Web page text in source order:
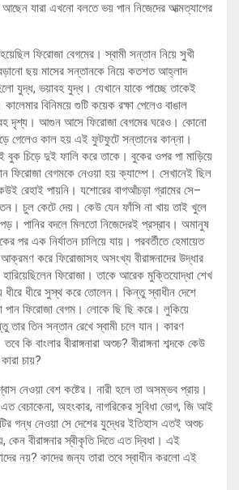
আছেন যারা এখনো বলতে ভয় পান নিজেদের আত্মত্যাগের
ফিরোজা বেগমের। স্বামী সন্তান নিয়ে সুখী
ছয় মাসের সন্তানকে নিয়ে কতশত আহ্লাদ
যুদ্ধ, ভয়াবহ যুদ্ধ। যেখানে যাকে পাচ্ছে তাকেই
বিনিময়ে গুটি কয়েক রক্ষা পেলেও বাঙাল
দৃশ্য। আগুন আসে ফিরোজা বেগমের ঘরেও। কোনো
গেলেও কাল হয় এই ফুটফুটে সন্তানের কান্না।
বুক চিড়ে দুই ফালি করে তাকে। বুকের ওপর পা মাড়িয়ে
ফিরোজা বেগমকে নেওয়া হয় ক্যাম্পে। সেখানেই ছিল
রেহাই পায়নি। যশোরের বাগআঁচড়া গ্রামের সে–
চুল কেটে দেয়। কেউ যেন ফাঁসি না খায় তাই খুলে
পানির বদলে মিলতো নিজেদেরই প্রস্রাব। অমানুষ
পর এক নির্যাতন চালিয়ে যায়। পরবর্তীতে হেমায়েত
করে ফিরোজাসহ অসংখ্য বীরাঙ্গনাদের উদ্ধার
ফিরোজা। তাকে আরেক মুক্তিযোদ্ধা শেখ
ধীরে ধীরে সুস্থ করে তোলেন। কিন্তু স্বাধীন দেশে
পান ফিরোজা বেগম। লোকে ছি ছি করে। লুকিয়ে
তার তিন সন্তান রেখে স্বামী চলে যান। কারণ
কি বাংলার বীরাঙ্গনারা অশুচ? বীরাঙ্গনা শব্দকে কেউ
চায়?
নেওয়া বেশ কষ্টের। নারী হলে তা অসম্ভব প্রায়।
বেচাকেনা, অহংকার, নাগরিকের সুবিধা ভোগ, জি আই
গন্ধ নেওয়া সে দেশের যুদ্ধের ইতিহাস এতই অশুচ
বীরাঙ্গনার স্বীকৃতি দিতে এত দ্বিধা। এই
নয়? কাদের জন্য তারা তবে স্বাধীন করলো এই